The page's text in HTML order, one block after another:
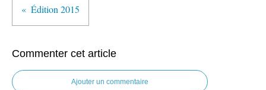
Édition 2015
Commenter cet article
Ajouter un commentaire